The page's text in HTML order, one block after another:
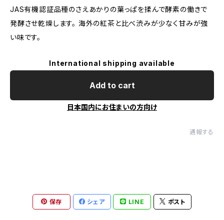
JAS有機認証品種のさえあかりの葉っぱを揉んで酵素の働きで
発酵させ乾燥します。 海外の紅茶と比べ渋みが少なく甘みが強
い味です。
International shipping available
Add to cart
日本国内にお住まいの方向け
通報する
保存 シェア LINE ポスト